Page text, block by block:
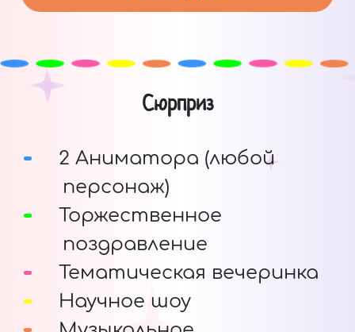
Сюрприз
2 Аниматора (любой
персонаж)
Торжественное
поздравление
Тематическая вечеринка
Научное шоу